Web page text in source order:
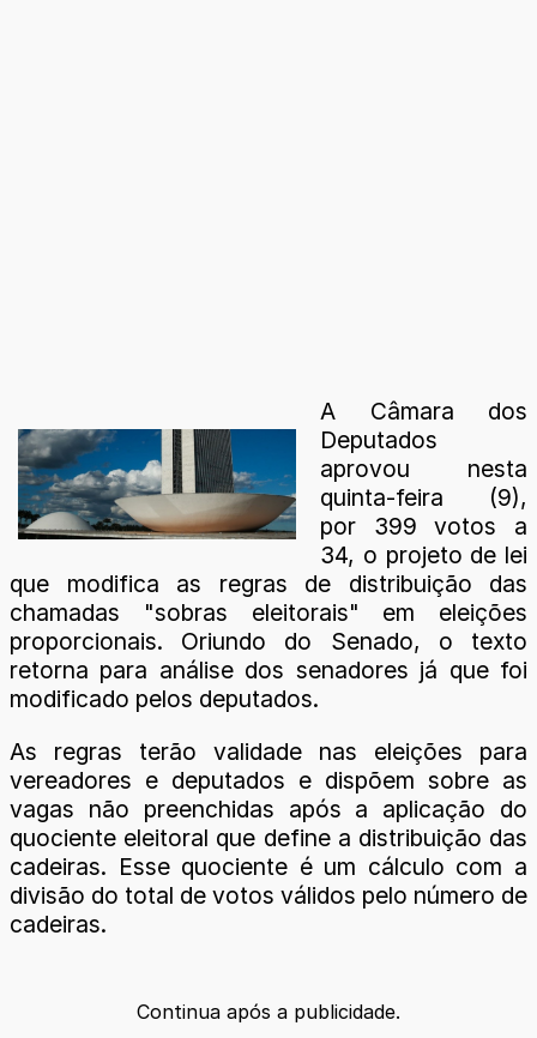
A Câmara dos
Deputados
aprovou nesta
quinta-feira (9),
por 399 votos a
34, o projeto de lei
que modifica as regras de distribuição das
chamadas "sobras eleitorais" em eleições
proporcionais. Oriundo do Senado, o texto
retorna para análise dos senadores já que foi
modificado pelos deputados.
As regras terão validade nas eleições para
vereadores e deputados e dispõem sobre as
vagas não preenchidas após a aplicação do
quociente eleitoral que define a distribuição das
cadeiras. Esse quociente é um cálculo com a
divisão do total de votos válidos pelo número de
cadeiras.
Continua após a publicidade.